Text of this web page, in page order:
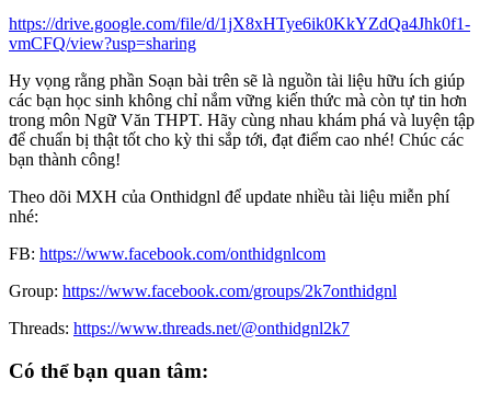
https://drive.google.com/file/d/1jX8xHTye6ik0KkYZdQa4Jhk0f1-
vmCFQ/view?usp=sharing
Hy vọng rằng phần Soạn bài trên sẽ là nguồn tài liệu hữu ích giúp
các bạn học sinh không chỉ nắm vững kiến thức mà còn tự tin hơn
trong môn Ngữ Văn THPT. Hãy cùng nhau khám phá và luyện tập
để chuẩn bị thật tốt cho kỳ thi sắp tới, đạt điểm cao nhé! Chúc các
bạn thành công!
Theo dõi MXH của Onthidgnl để update nhiều tài liệu miễn phí
nhé:
FB: https://www.facebook.com/onthidgnlcom
Group: https://www.facebook.com/groups/2k7onthidgnl
Threads: https://www.threads.net/@onthidgnl2k7
Có thể bạn quan tâm: